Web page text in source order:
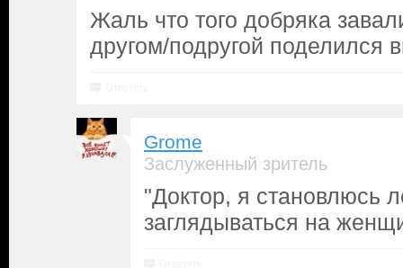
Жаль что того добряка
другом/подругой поделился
Grome
Заслуженный зритель
"Доктор, я становлюсь
заглядываться на